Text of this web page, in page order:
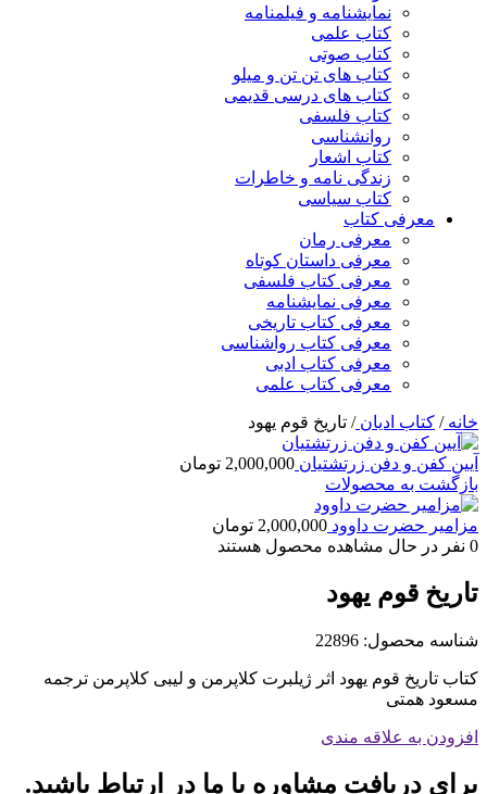
نمایشنامه و فیلمنامه
کتاب علمی
کتاب صوتی
کتاب های تن تن و میلو
کتاب های درسی قدیمی
کتاب فلسفی
روانشناسی
کتاب اشعار
زندگی نامه و خاطرات
کتاب سیاسی
معرفی کتاب
معرفی رمان
معرفی داستان کوتاه
معرفی کتاب فلسفی
معرفی نمایشنامه
معرفی کتاب تاریخی
معرفی کتاب رواشناسی
معرفی کتاب ادبی
معرفی کتاب علمی
خانه/ کتاب ادیان/ تاریخ قوم یهود
آیین کفن و دفن زرتشتیان 2,000,000 تومان
بازگشت به محصولات
مزامیر حضرت داوود 2,000,000 تومان
0 نفر در حال مشاهده محصول هستند
تاریخ قوم یهود
شناسه محصول: 22896
کتاب تاریخ قوم یهود اثر ژیلبرت کلاپرمن و لیبی کلاپرمن ترجمه
مسعود همتی
افزودن به علاقه مندی
برای دریافت مشاوره با ما در ارتباط باشید.